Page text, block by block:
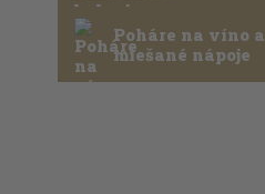
Poháre na víno a
miešané nápoje